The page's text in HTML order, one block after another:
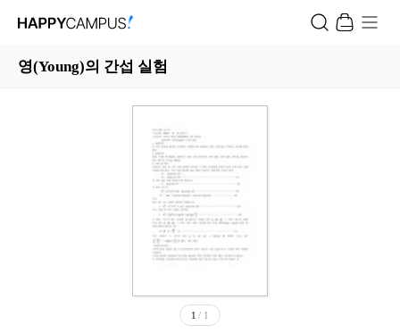
영(Young)의 간섭 실험
1 / 1